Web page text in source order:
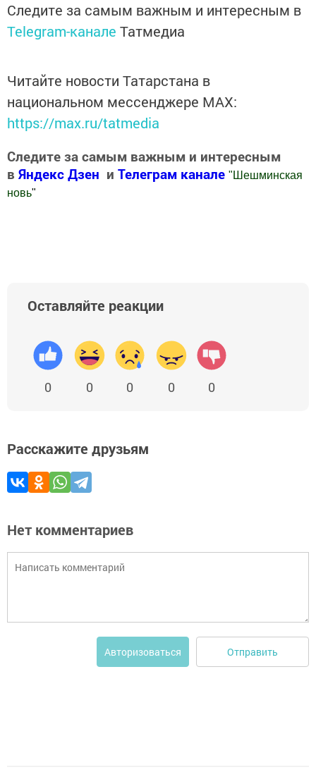
Следите за самым важным и интересным в
Telegram-канале Татмедиа
Читайте новости Татарстана в
национальном мессенджере MАХ:
https://max.ru/tatmedia
Следите за самым важным и интересным
в Яндекс Дзен и Телеграм канале " Шешминская
новь"
Оставляйте реакции
0 0 0 0 0
Расскажите друзьям
Нет комментариев
Авторизоваться Отправить